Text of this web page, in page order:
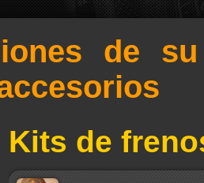
de
Kits de